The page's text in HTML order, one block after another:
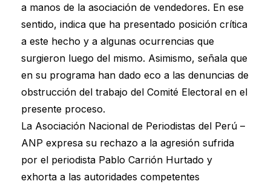
a manos de la asociación de vendedores. En ese
sentido, indica que ha presentado posición crítica
a este hecho y a algunas ocurrencias que
surgieron luego del mismo. Asimismo, señala que
en su programa han dado eco a las denuncias de
obstrucción del trabajo del Comité Electoral en el
presente proceso.
La Asociación Nacional de Periodistas del Perú –
ANP expresa su rechazo a la agresión sufrida
por el periodista Pablo Carrión Hurtado y
exhorta a las autoridades competentes